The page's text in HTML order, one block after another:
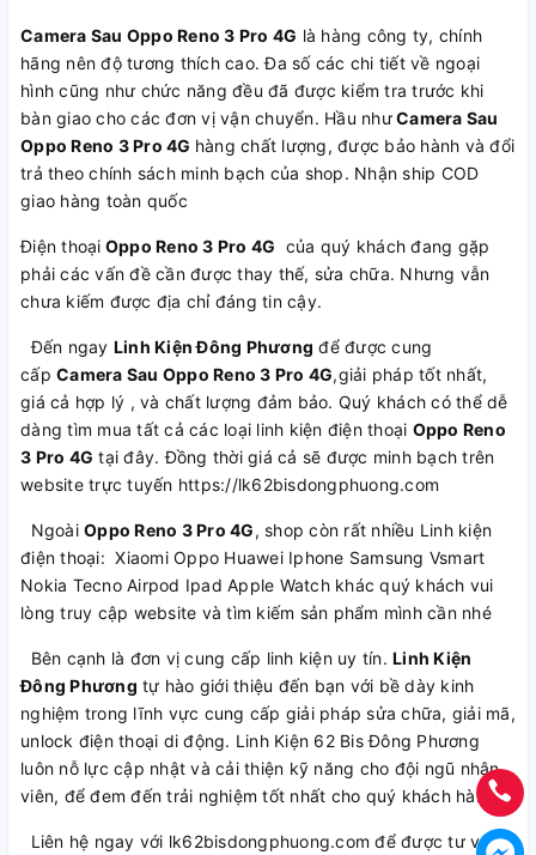
Camera Sau Oppo Reno 3 Pro 4G là hàng công ty, chính
hãng nên độ tương thích cao. Đa số các chi tiết về ngoại
hình cũng như chức năng đều đã được kiểm tra trước khi
bàn giao cho các đơn vị vận chuyển. Hầu nhưCamera Sau
Oppo Reno 3 Pro 4G hàng chất lượng, được bảo hành và đổi
trả theo chính sách minh bạch của shop. Nhận ship COD
giao hàng toàn quốc
Điện thoại Oppo Reno 3 Pro 4G của quý khách đang gặp
phải các vấn đề cần được thay thế, sửa chữa. Nhưng vẫn
chưa kiếm được địa chỉ đáng tin cậy.
Đến ngay Linh Kiện Đông Phương để được cung
cấp Camera Sau Oppo Reno 3 Pro 4G,giải pháp tốt nhất,
giá cả hợp lý , và chất lượng đảm bảo. Quý khách có thể dễ
dàng tìm mua tất cả các loại linh kiện điện thoại Oppo Reno
3 Pro 4G tại đây. Đồng thời giá cả sẽ được minh bạch trên
website trực tuyến https://lk62bisdongphuong.com
Ngoài Oppo Reno 3 Pro 4G, shop còn rất nhiều Linh kiện
điện thoại: Xiaomi Oppo Huawei Iphone Samsung Vsmart
Nokia Tecno Airpod Ipad Apple Watch khác quý khách vui
lòng truy cập website và tìm kiếm sản phẩm mình cần nhé
Bên cạnh là đơn vị cung cấp linh kiện uy tín. Linh Kiện
Đông Phương tự hào giới thiệu đến bạn với bề dày kinh
nghiệm trong lĩnh vực cung cấp giải pháp sửa chữa, giải mã,
unlock điện thoại di động. Linh Kiện 62 Bis Đông Phương
luôn nỗ lực cập nhật và cải thiện kỹ năng cho đội ngũ nhân
viên, để đem đến trải nghiệm tốt nhất cho quý khách hàng.
Liên hệ ngay với lk62bisdongphuong.com để được tư vấn